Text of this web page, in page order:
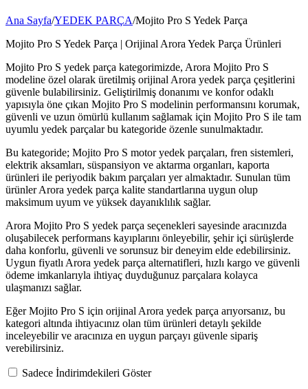
Ana Sayfa/YEDEK PARÇA/Mojito Pro S Yedek Parça
Mojito Pro S Yedek Parça | Orijinal Arora Yedek Parça Ürünleri
Mojito Pro S yedek parça kategorimizde, Arora Mojito Pro S
modeline özel olarak üretilmiş orijinal Arora yedek parça çeşitlerini
güvenle bulabilirsiniz. Geliştirilmiş donanımı ve konfor odaklı
yapısıyla öne çıkan Mojito Pro S modelinin performansını korumak,
güvenli ve uzun ömürlü kullanım sağlamak için Mojito Pro S ile tam
uyumlu yedek parçalar bu kategoride özenle sunulmaktadır.
Bu kategoride; Mojito Pro S motor yedek parçaları, fren sistemleri,
elektrik aksamları, süspansiyon ve aktarma organları, kaporta
ürünleri ile periyodik bakım parçaları yer almaktadır. Sunulan tüm
ürünler Arora yedek parça kalite standartlarına uygun olup
maksimum uyum ve yüksek dayanıklılık sağlar.
Arora Mojito Pro S yedek parça seçenekleri sayesinde aracınızda
oluşabilecek performans kayıplarını önleyebilir, şehir içi sürüşlerde
daha konforlu, güvenli ve sorunsuz bir deneyim elde edebilirsiniz.
Uygun fiyatlı Arora yedek parça alternatifleri, hızlı kargo ve güvenli
ödeme imkanlarıyla ihtiyaç duyduğunuz parçalara kolayca
ulaşmanızı sağlar.
Eğer Mojito Pro S için orijinal Arora yedek parça arıyorsanız, bu
kategori altında ihtiyacınız olan tüm ürünleri detaylı şekilde
inceleyebilir ve aracınıza en uygun parçayı güvenle sipariş
verebilirsiniz.
Sadece İndirimdekileri Göster